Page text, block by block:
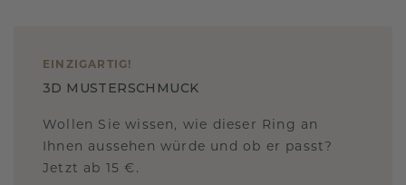
EINZIGARTIG !
3D MUSTERSCHMUCK
Wollen Sie wissen, wie dieser Ring an
Ihnen aussehen würde und ob er passt?
Jetzt ab 15 €.